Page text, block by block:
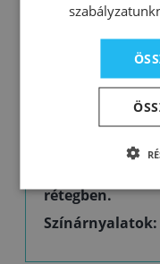
extrém fehér
alkalmas a
ellenáll a
rétegben.
Színárnyalatok: